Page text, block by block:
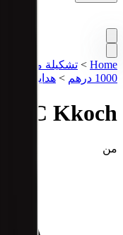
Home
> تشكيلة مميزة
1000 درهم
> هدايا أقل من 2000 درهم
ASSC Kkoch تي "أسود"
من